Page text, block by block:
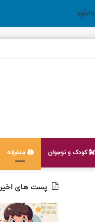
دانلود
کودک و نوجوان متفرقه
پست های اخیر